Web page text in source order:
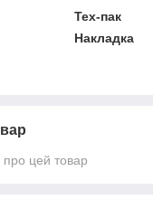
Тех-пак
Накладка
про цей товар